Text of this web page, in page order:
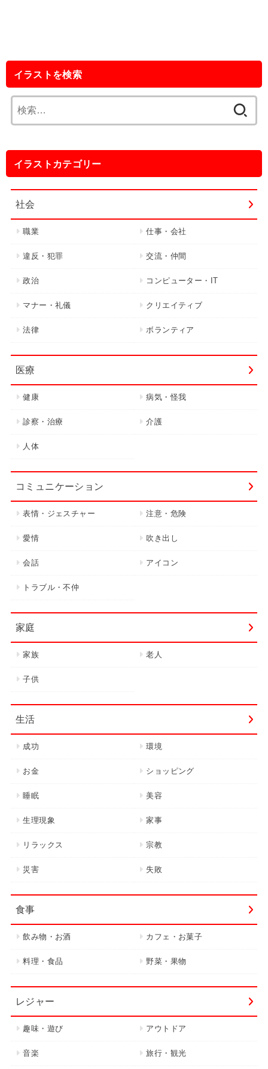
イラストを検索
索:
イラストカテゴリー
社会
職業 仕事・会社
違反・犯罪 交流・仲間
政治 コンピューター・IT
マナー・礼儀 クリエイティブ
法律 ボランティア
医療
健康 病気・怪我
診察・治療 介護
人体
コミュニケーション
表情・ジェスチャー 注意・危険
愛情 吹き出し
会話 アイコン
トラブル・不仲
家庭
家族 老人
子供
生活
成功 環境
お金 ショッピング
睡眠 美容
生理現象 家事
リラックス 宗教
災害 失敗
食事
飲み物・お酒 カフェ・お菓子
料理・食品 野菜・果物
レジャー
趣味・遊び アウトドア
音楽 旅行・観光